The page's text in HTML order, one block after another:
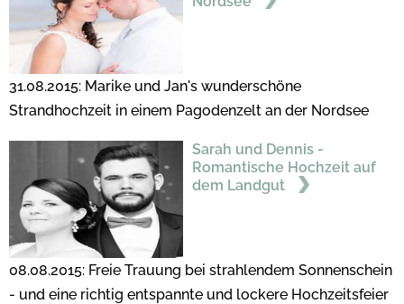
31.08.2015: Marike und Jan's wunderschöne
Strandhochzeit in einem Pagodenzelt an der Nordsee
Sarah und Dennis -
Romantische Hochzeit auf
dem Landgut
08.08.2015: Freie Trauung bei strahlendem Sonnenschein
- und eine richtig entspannte und lockere Hochzeitsfeier